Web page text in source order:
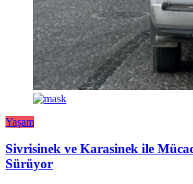
Yaşam
Sivrisinek ve Karasinek ile
Sürüyor